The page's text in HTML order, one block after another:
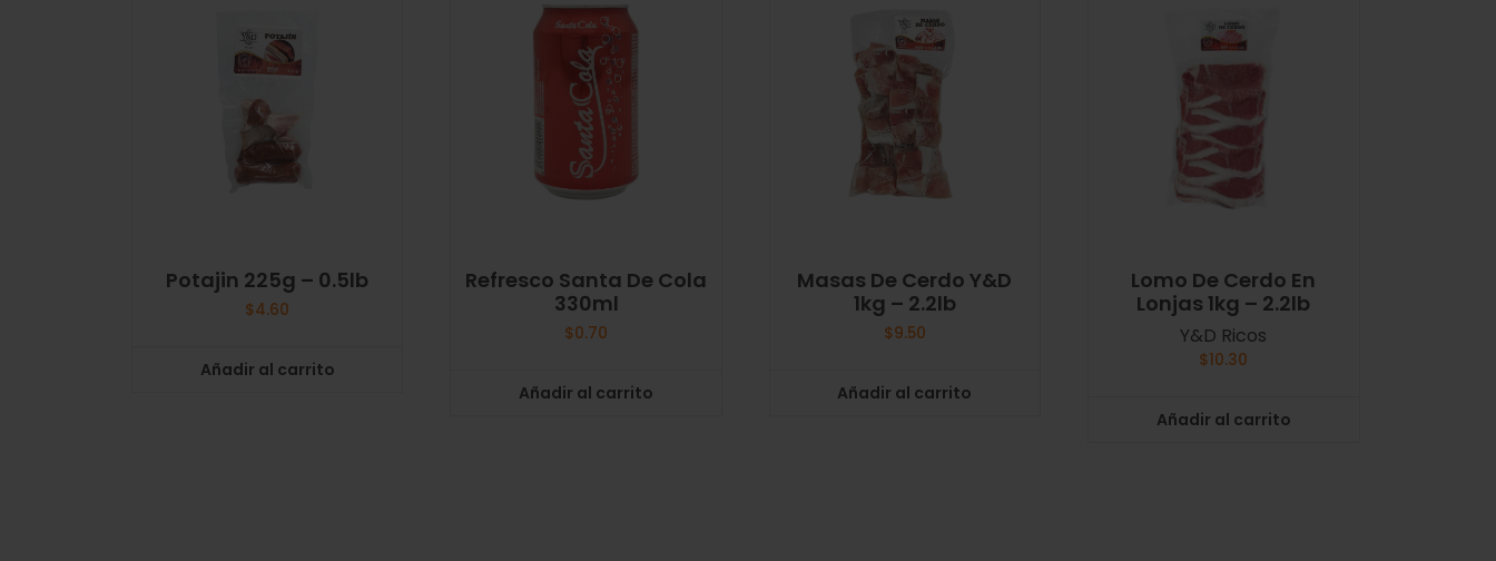
Potajin 225g – 0.5lb
$4.60
Añadir al carrito
Refresco Santa De Cola
330ml
$0.70
Añadir al carrito
Masas De Cerdo Y&D
1kg – 2.2lb
$9.50
Añadir al carrito
Lomo De Cerdo En
Lonjas 1kg – 2.2lb
Y&D Ricos
$10.30
Añadir al carrito